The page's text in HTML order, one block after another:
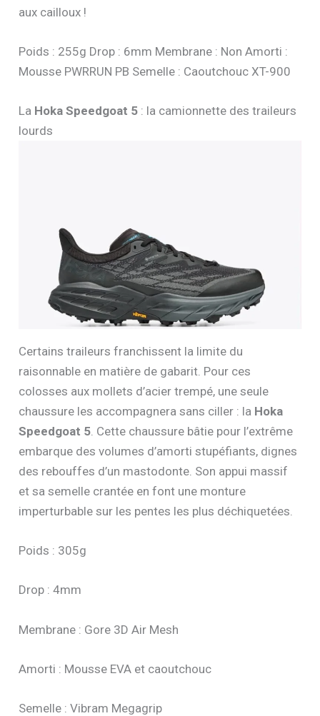
aux cailloux !
Poids : 255g Drop : 6mm Membrane : Non Amorti :
Mousse PWRRUN PB Semelle : Caoutchouc XT-900
La Hoka Speedgoat 5 : la camionnette des traileurs
lourds
Certains traileurs franchissent la limite du
raisonnable en matière de gabarit. Pour ces
colosses aux mollets d’acier trempé, une seule
chaussure les accompagnera sans ciller : la Hoka
Speedgoat 5 . Cette chaussure bâtie pour l’extrême
embarque des volumes d’amorti stupéfiants, dignes
des rebouffes d’un mastodonte. Son appui massif
et sa semelle crantée en font une monture
imperturbable sur les pentes les plus déchiquetées.
Poids : 305g
Drop : 4mm
Membrane : Gore 3D Air Mesh
Amorti : Mousse EVA et caoutchouc
Semelle : Vibram Megagrip